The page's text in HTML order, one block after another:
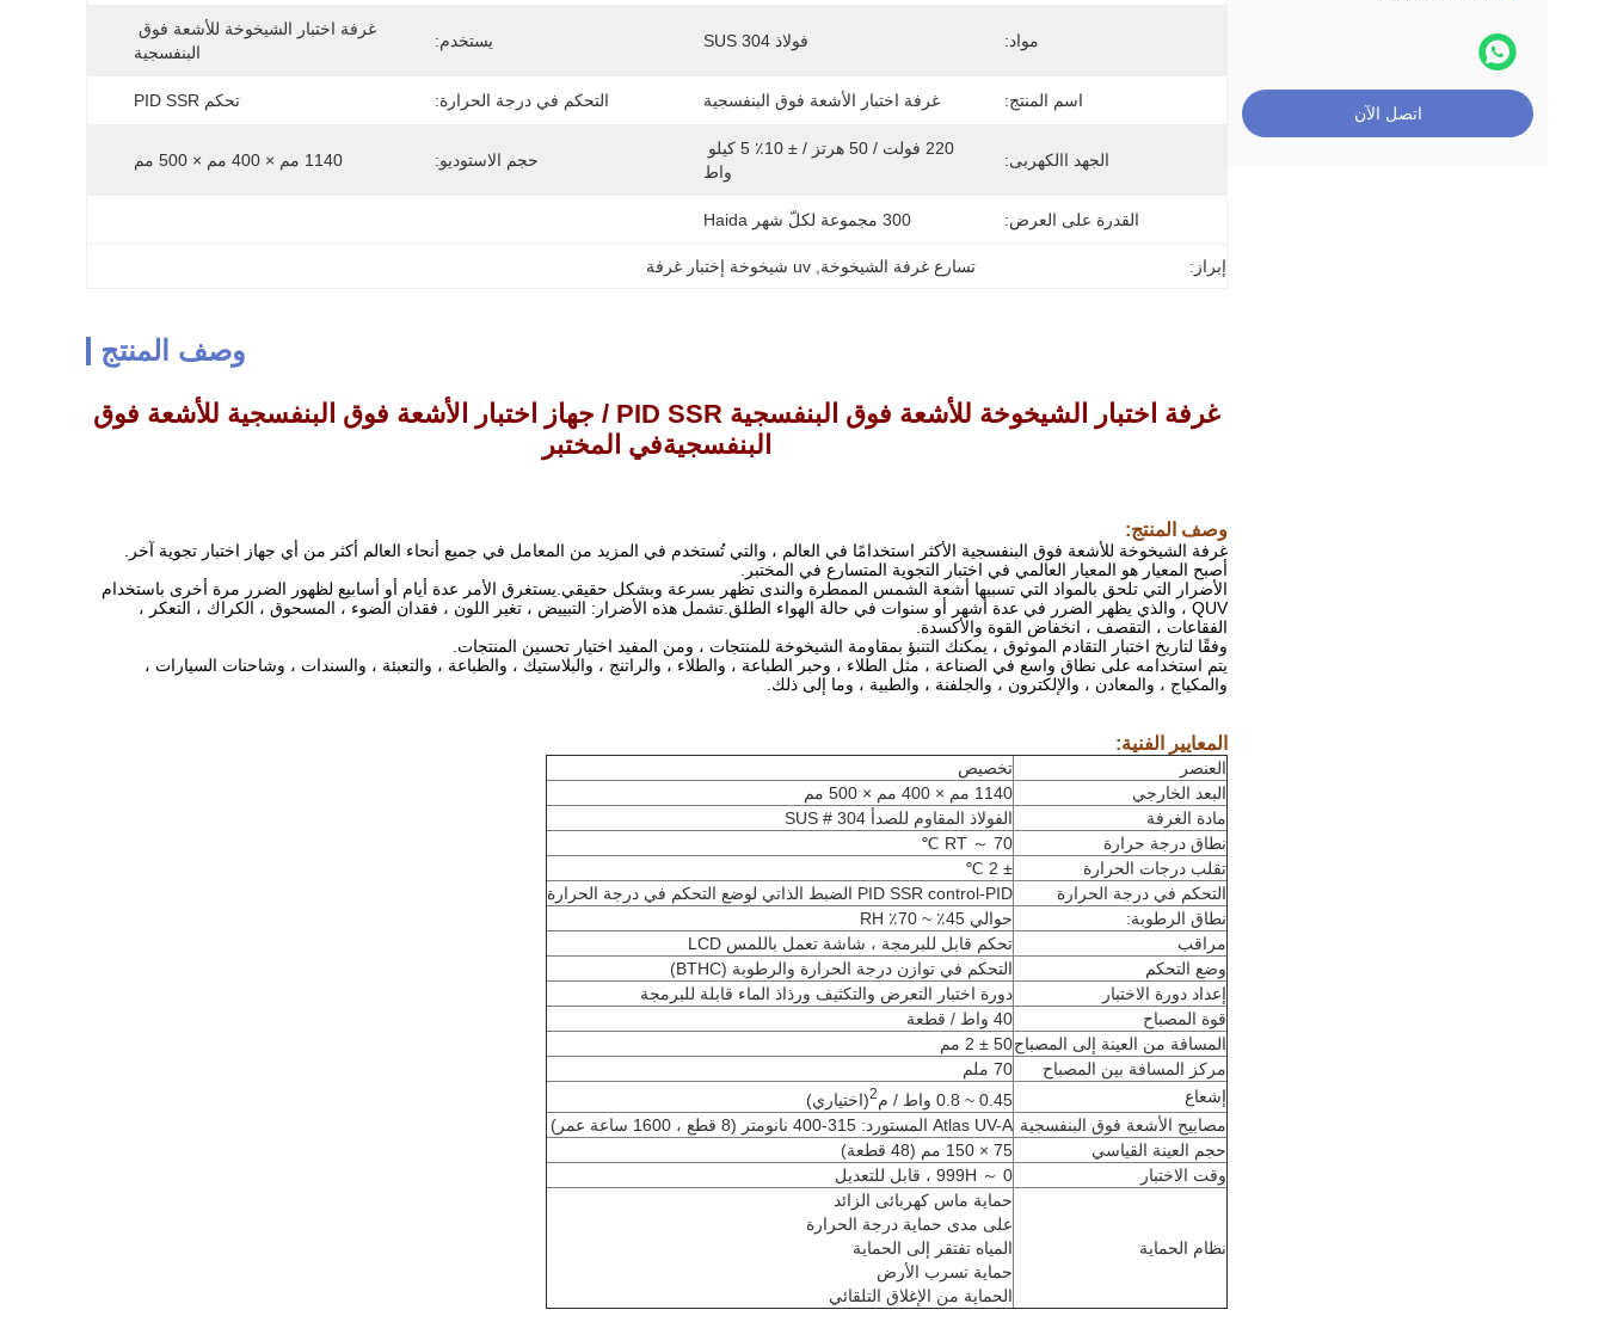
اتصل الآن
مواد: فولاذ SUS 304 يستخدم:
البنفسجية
اسم المنتج: غرفة اختبار الأشعة فوق البنفسجية التحكم في درجة الحرارة: تحكم PID SSR
الجهد االكهربى:
واط
حجم الاستوديو: 1140 مم × 400 مم × 500 مم
القدرة على العرض: 300 مجموعة لكلّ شهر Haida
إبراز: تسارع غرفة الشيخوخة , uv شيخوخة إختبار غرفة
وصف المنتج
غرفة اختبار الشيخوخة للأشعة فوق البنفسجية PID SSR / جهاز اختبار الأشعة فوق البنفسجية للأشعة فوق
البنفسجيةفي المختبر
وصف المنتج:
غرفة الشيخوخة للأشعة فوق البنفسجية الأكثر استخدامًا في العالم ، والتي تُستخدم في المزيد من المعامل في جميع أنحاء العالم أكثر من أي جهاز اختبار تجوية آخر.
أصبح المعيار هو المعيار العالمي في اختبار التجوية المتسارع في المختبر.
الأضرار التي تلحق بالمواد التي تسببها أشعة الشمس الممطرة والندى تظهر بسرعة وبشكل حقيقي.يستغرق الأمر عدة أيام أو أسابيع لظهور الضرر مرة أخرى باستخدام
QUV ، والذي يظهر الضرر في عدة أشهر أو سنوات في حالة الهواء الطلق.تشمل هذه الأضرار: التبييض ، تغير اللون ، فقدان الضوء ، المسحوق ، الكراك ، التعكر ،
الفقاعات ، التقصف ، انخفاض القوة والأكسدة.
وفقًا لتاريخ اختبار التقادم الموثوق ، يمكنك التنبؤ بمقاومة الشيخوخة للمنتجات ، ومن المفيد اختيار تحسين المنتجات.
يتم استخدامه على نطاق واسع في الصناعة ، مثل الطلاء ، وحبر الطباعة ، والطلاء ، والراتنج ، والبلاستيك ، والطباعة ، والتعبئة ، والسندات ، وشاحنات السيارات ،
والمكياج ، والمعادن ، والإلكترون ، والجلفنة ، والطبية ، وما إلى ذلك.
المعايير الفنية:
العنصر
تخصيص
البعد الخارجي
1140 مم × 400 مم × 500 مم
مادة الغرفة
الفولاذ المقاوم للصدأ SUS # 304
نطاق درجة حرارة
RT ～ 70 ℃
تقلب درجات الحرارة
± 2 ℃
التحكم في درجة الحرارة
PID SSR control-PID الضبط الذاتي لوضع التحكم في درجة الحرارة
نطاق الرطوبة:
حوالي 45٪ ~ 70٪ RH
مراقب
تحكم قابل للبرمجة ، شاشة تعمل باللمس LCD
وضع التحكم
التحكم في توازن درجة الحرارة والرطوبة (BTHC)
إعداد دورة الاختبار
دورة اختبار التعرض والتكثيف ورذاذ الماء قابلة للبرمجة
قوة المصباح
40 واط / قطعة
المسافة من العينة إلى المصباح50 ± 2 مم
مركز المسافة بين المصباح
70 ملم
إشعاع
0.45 ~ 0.8 واط / م 2(اختياري)
مصابيح الأشعة فوق البنفسجية Atlas UV-A المستورد: 315-400 نانومتر (8 قطع ، 1600 ساعة عمر)
حجم العينة القياسي
75 × 150 مم (48 قطعة)
وقت الاختبار
0 ～ 999H ، قابل للتعديل
نظام الحماية
حماية ماس كهربائى الزائد
على مدى حماية درجة الحرارة
المياه تفتقر إلى الحماية
حماية تسرب الأرض
الحماية من الإغلاق التلقائي